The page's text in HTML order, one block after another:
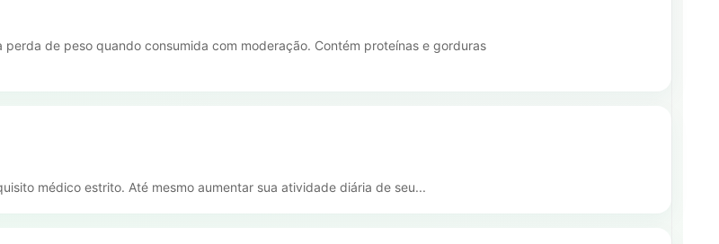
de peso quando consumida com moderação. Contém proteínas e gorduras
médico estrito. Até mesmo aumentar sua atividade diária de seu...